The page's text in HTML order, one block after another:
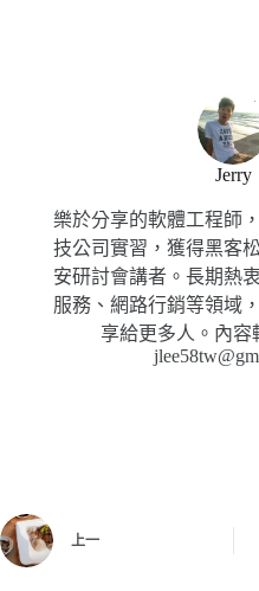
Jerry
樂於分享的軟體工程師
技公司實習，獲得黑客
安研討會講者。長期熱
服務、網路行銷等領域
享給更多人。內容
上一